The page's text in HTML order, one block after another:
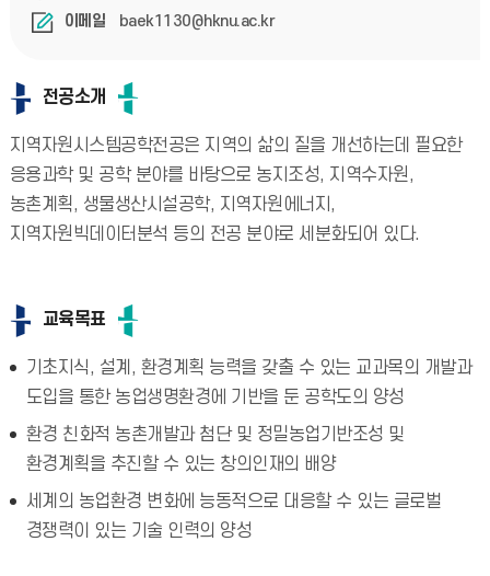
이메일
baek1130@hknu.ac.kr
전공소개
지역자원시스템공학전공은 지역의 삶의 질을 개선하는데 필요한
응용과학 및 공학 분야를 바탕으로 농지조성, 지역수자원,
농촌계획, 생물생산시설공학, 지역자원에너지,
지역자원빅데이터분석 등의 전공 분야로 세분화되어 있다.
교육목표
기초지식, 설계, 환경계획 능력을 갖출 수 있는 교과목의 개발과
도입을 통한 농업생명환경에 기반을 둔 공학도의 양성
환경 친화적 농촌개발과 첨단 및 정밀농업기반조성 및
환경계획을 추진할 수 있는 창의인재의 배양
세계의 농업환경 변화에 능동적으로 대응할 수 있는 글로벌
경쟁력이 있는 기술 인력의 양성